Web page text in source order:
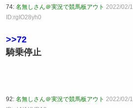
74: 名無しさん＠実況で競馬板アウト 2022/02/
ID:rgIO28yh0
>>72
騎乗停止
92: 名無しさん＠実況で競馬板アウト 2022/02/